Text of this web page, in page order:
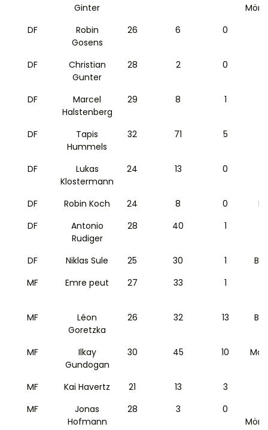
Ginter
DF
Robin
Gosens
26 6 0
DF
Christian
Gunter
28 2 0
DF
Marcel
Halstenberg
29 8 1
DF
Tapis
Hummels
32 71 5
DF
Lukas
Klostermann
24 13 0
DF Robin Koch 24 8 0
DF
Antonio
Rudiger
28 40 1
DF Niklas Sule 25 30 1
MF
Emre peut 27 33 1
MF
Léon
Goretzka
26 32 13
MF
Ilkay
Gundogan
30 45 10
MF Kai Havertz 21 13 3
MF
Jonas
Hofmann
28 3 0